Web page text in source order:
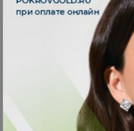
БРОШЬ СЕРЕБРЯНАЯ 925